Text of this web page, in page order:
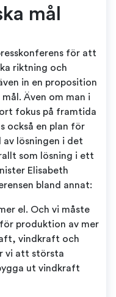
mål
för att
riktning och
in en proposition
Även om man i
fokus på framtida
också en plan för
lösningen i det
som lösning i ett
Elisabeth
bland annat:
el. Och vi måste
produktion av mer
vindkraft och
vi att största
ut vindkraft